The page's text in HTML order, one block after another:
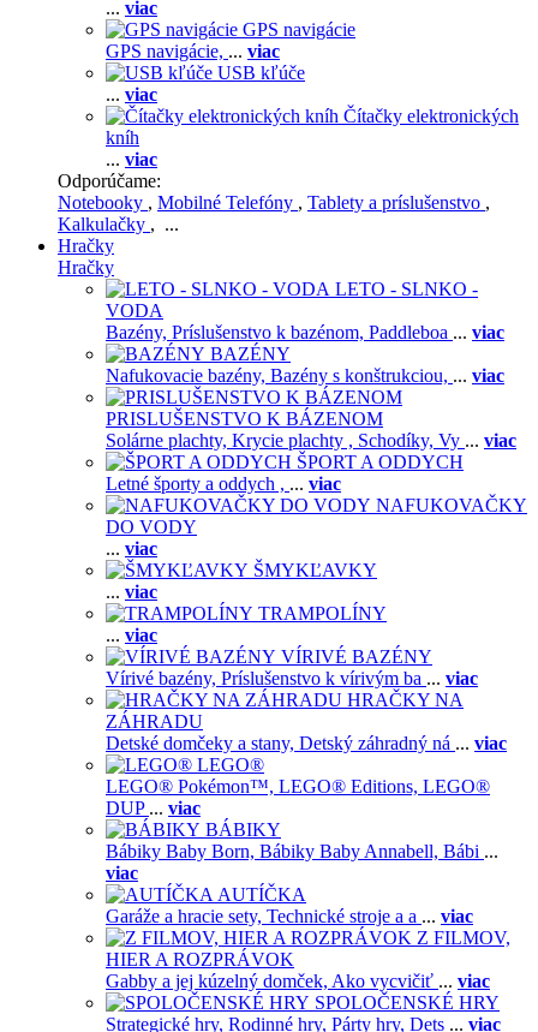
... viac
GPS navigácie
GPS navigácie, ... viac
USB kľúče
... viac
Čítačky elektronických
kníh
... viac
Odporúčame:
Notebooky , Mobilné Telefóny , Tablety a príslušenstvo ,
Kalkulačky , ...
Hračky
Hračky
LETO - SLNKO -
VODA
Bazény, Príslušenstvo k bazénom, Paddleboa ... viac
BAZÉNY
Nafukovacie bazény, Bazény s konštrukciou, ... viac
PRISLUŠENSTVO K BÁZENOM
Solárne plachty, Krycie plachty , Schodíky, Vy ... viac
ŠPORT A ODDYCH
Letné športy a oddych , ... viac
NAFUKOVAČKY
DO VODY
... viac
ŠMYKĽAVKY
... viac
TRAMPOLÍNY
... viac
VÍRIVÉ BAZÉNY
Vírivé bazény, Príslušenstvo k vírivým ba ... viac
HRAČKY NA
ZÁHRADU
Detské domčeky a stany, Detský záhradný ná ... viac
LEGO®
LEGO® Pokémon™, LEGO® Editions, LEGO®
DUP ... viac
BÁBIKY
Bábiky Baby Born, Bábiky Baby Annabell, Bábi ...
viac
AUTÍČKA
Garáže a hracie sety, Technické stroje a a ... viac
Z FILMOV,
HIER A ROZPRÁVOK
Gabby a jej kúzelný domček, Ako vycvičiť ... viac
SPOLOČENSKÉ HRY
Strategické hry, Rodinné hry, Párty hry, Dets ... viac